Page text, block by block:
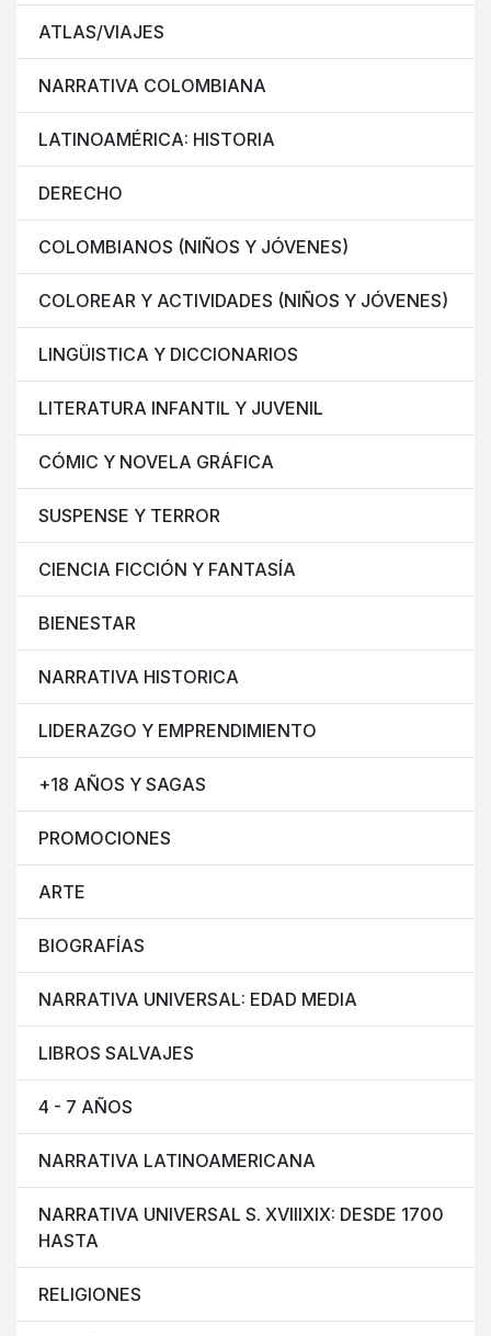
ATLAS/VIAJES
NARRATIVA COLOMBIANA
LATINOAMÉRICA: HISTORIA
DERECHO
COLOMBIANOS (NIÑOS Y JÓVENES)
COLOREAR Y ACTIVIDADES (NIÑOS Y JÓVENES)
LINGÜISTICA Y DICCIONARIOS
LITERATURA INFANTIL Y JUVENIL
CÓMIC Y NOVELA GRÁFICA
SUSPENSE Y TERROR
CIENCIA FICCIÓN Y FANTASÍA
BIENESTAR
NARRATIVA HISTORICA
LIDERAZGO Y EMPRENDIMIENTO
+18 AÑOS Y SAGAS
PROMOCIONES
ARTE
BIOGRAFÍAS
NARRATIVA UNIVERSAL: EDAD MEDIA
LIBROS SALVAJES
4 - 7 AÑOS
NARRATIVA LATINOAMERICANA
NARRATIVA UNIVERSAL S. XVIIIXIX: DESDE 1700
HASTA
RELIGIONES